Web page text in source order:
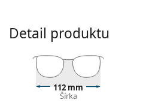
Modré šošovky zvyšujú
odrazy svetla. Tenistom
farebný kontrast loptičky
Okrúhle rámy slnečných
voľbou, ak máte hranatý
Detail produktu
112 mm
Šírka